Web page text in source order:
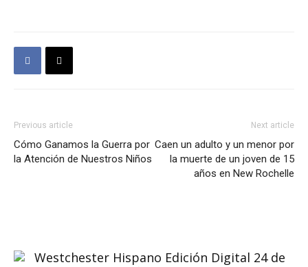
Previous article
Cómo Ganamos la Guerra por
la Atención de Nuestros Niños
Next article
Caen un adulto y un menor por
la muerte de un joven de 15
años en New Rochelle